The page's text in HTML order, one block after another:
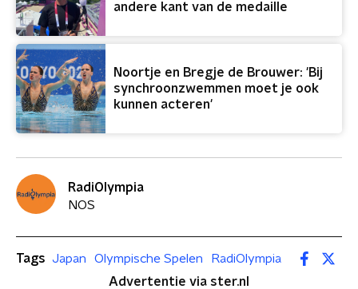
andere kant van de medaille
Noortje en Bregje de Brouwer: 'Bij
synchroonzwemmen moet je ook
kunnen acteren'
RadiOlympia
NOS
Tags Japan Olympische Spelen
RadiOlympia
Advertentie via ster.nl